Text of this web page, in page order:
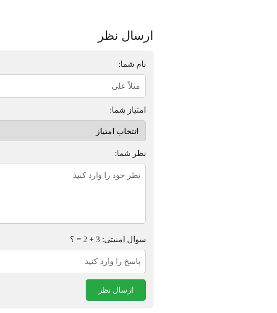
ارسال نظر
نام شما:
امتیاز شما:
نظر شما:
سوال امنیتی: 3 + 2 = ؟
ارسال نظر